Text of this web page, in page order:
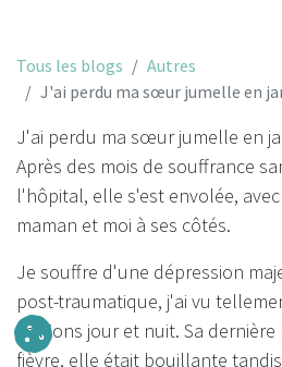
Tous les blogs
Autres
J'ai perdu ma sœur jumelle en
J'ai perdu ma sœur jumelle en
Après des mois de souffrance
l'hôpital, elle s'est envolée,
maman et moi à ses côtés.
Je souffre d'une dépression
post-traumatique, j'ai vu
veillions jour et nuit. Sa
fièvre, elle était bouillante